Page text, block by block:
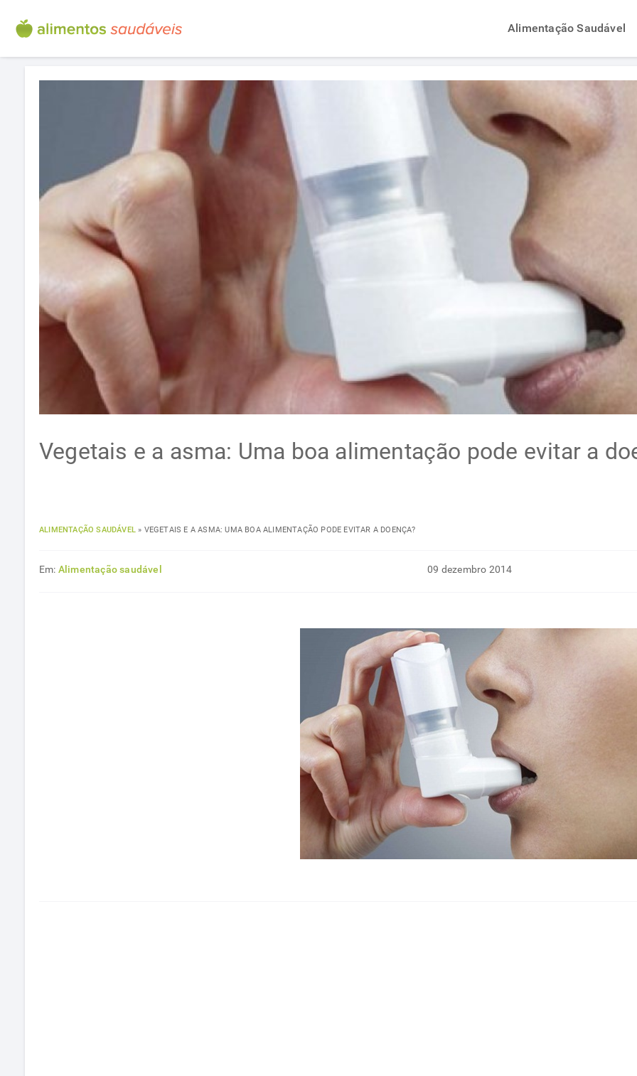
Alimentação Saudável
Vegetais e a asma: Uma boa alimentação pode evitar a
ALIMENTAÇÃO SAUDÁVEL » VEGETAIS E A ASMA: UMA BOA ALIMENTAÇÃO PODE EVITAR A DOENÇA?
Em: Alimentação saudável 09 dezembro 2014